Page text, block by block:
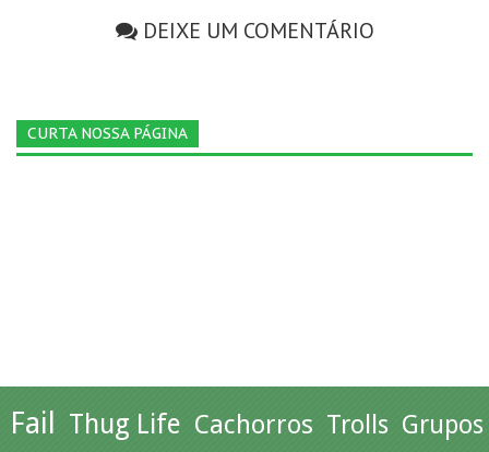
DEIXE UM COMENTÁRIO
CURTA NOSSA PÁGINA
Fail Thug Life Cachorros Trolls Grupos